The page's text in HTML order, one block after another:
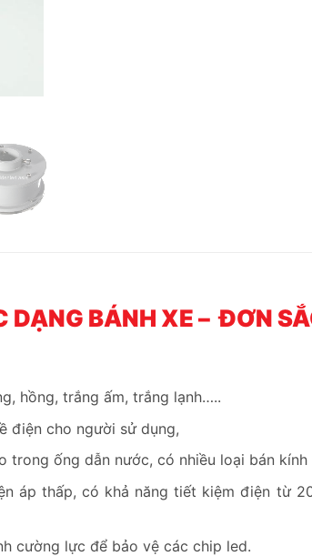
DẠNG BÁNH XE – ĐƠN
hồng, trắng ấm, trắng lạnh…..
điện cho người sử dụng,
ống dẫn nước, có nhiều loại bán kính
áp thấp, có khả năng tiết kiệm điện từ
cường lực để bảo vệ các chip led.